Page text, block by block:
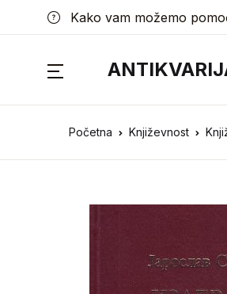
Kako vam možemo
Početna Književnost